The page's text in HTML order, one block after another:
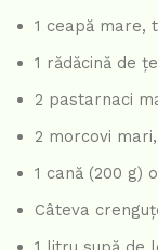
1 ceapă mare,
1 rădăcină de
2 pastarnaci
2 morcovi
1 cană (200 g)
Câteva